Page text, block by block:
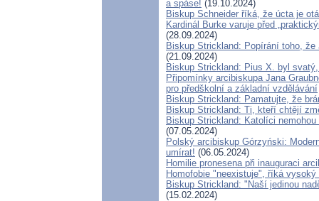
a spáse! (19.10.2024)
Biskup Schneider říká, že úcta je
Kardinál Burke varuje před
(28.09.2024)
Biskup Strickland: Popírání toho,
(21.09.2024)
Biskup Strickland: Pius X. byl
Připomínky arcibiskupa Jana
pro předškolní a základní vzdělávání
Biskup Strickland: Pamatujte, že
Biskup Strickland: Ti, kteří chtějí
Biskup Strickland: Katolíci
(07.05.2024)
Polský arcibiskup Górzyński:
umírat! (06.05.2024)
Homilie pronesena při inauguraci
Homofobie "neexistuje", říká
Biskup Strickland: "Naší jedinou
(15.02.2024)